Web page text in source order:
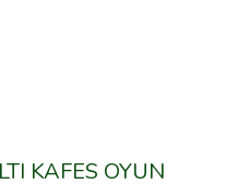
KAFES OYUN